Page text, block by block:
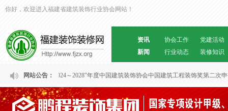
你好，欢迎进入福建省建筑装饰行业协会网站！
资讯
新闻
协会工作
党建活动
行业动态
装修知识
网站公告：
关于福建省“2024～2028”年度中国建筑装饰协会中国建筑工程装饰奖第二次申